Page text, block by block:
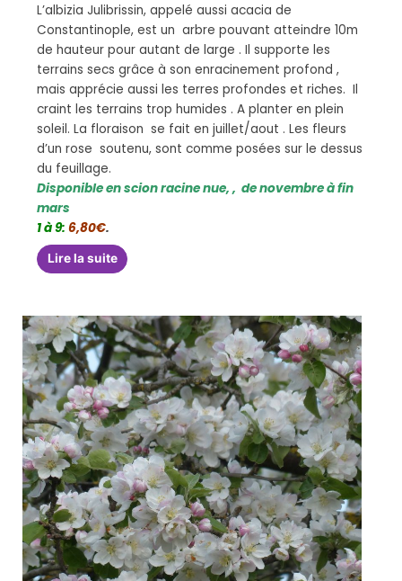
L’albizia Julibrissin, appelé aussi acacia de
Constantinople, est un arbre pouvant atteindre 10m
de hauteur pour autant de large . Il supporte les
terrains secs grâce à son enracinement profond ,
mais apprécie aussi les terres profondes et riches. Il
craint les terrains trop humides . A planter en plein
soleil. La floraison se fait en juillet/aout . Les fleurs
d’un rose soutenu, sont comme posées sur le dessus
du feuillage.
Disponible en scion racine nue, , de novembre à fin
mars
1 à 9: 6,80€.
Lire la suite